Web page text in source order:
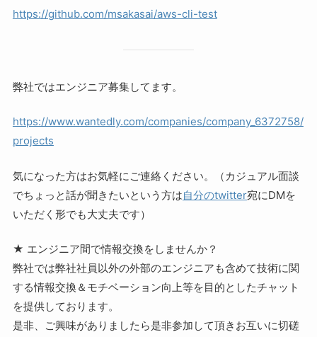
https://github.com/msakasai/aws-cli-test
弊社ではエンジニア募集してます。
https://www.wantedly.com/companies/company_6372758/
projects
気になった方はお気軽にご連絡ください。（カジュアル面談
でちょっと話が聞きたいという方は自分のtwitter宛にDMを
いただく形でも大丈夫です）
★ エンジニア間で情報交換をしませんか？
弊社では弊社社員以外の外部のエンジニアも含めて技術に関
する情報交換＆モチベーション向上等を目的としたチャット
を提供しております。
是非、ご興味がありましたら是非参加して頂きお互いに切磋